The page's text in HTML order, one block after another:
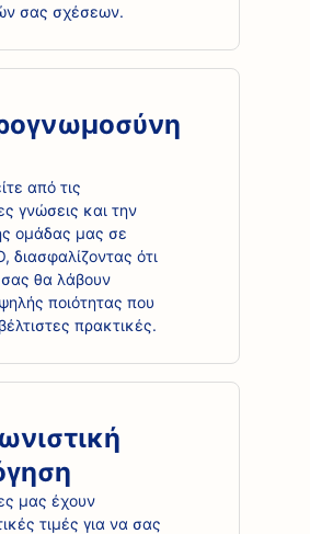
σας σχέσεων.
από τις
γνώσεις και την
ομάδας μας σε
διασφαλίζοντας ότι
σας θα λάβουν
ποιότητας που
πρακτικές.
μας έχουν
τιμές για να σας